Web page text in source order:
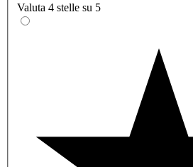
Valuta 4 stelle su 5